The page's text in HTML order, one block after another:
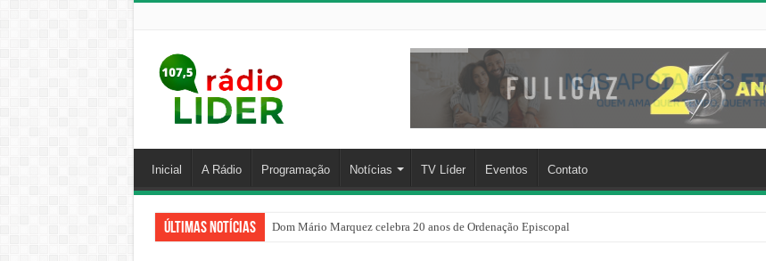
Inicial A Rádio Programação Notícias TV Líder Eventos Contato
Últimas Notícias Dom Mário Marquez celebra 20 anos de Ordenação Episcopal
Tiro de Guerra de Joaçaba realiza atividades de formação, integração e cidadania durante o mês de julho